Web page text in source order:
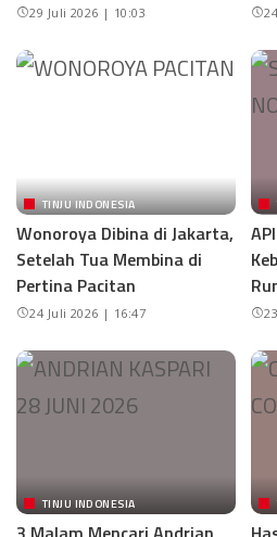
29 Juli 2026 | 10:03
TINJU INDONESIA
Wonoroya Dibina di Jakarta,
Setelah Tua Membina di
Pertina Pacitan
24 Juli 2026 | 16:47
TINJU INDONESIA